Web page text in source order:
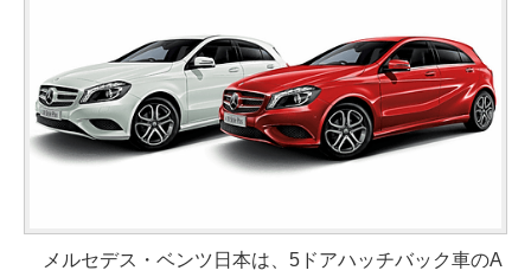
メルセデス・ベンツ日本は、5ドアハッチバック車のA